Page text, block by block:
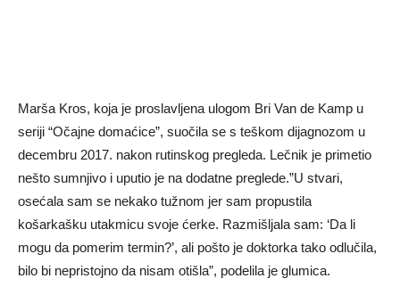
Marša Kros, koja je proslavljena ulogom Bri Van de Kamp u
seriji “Očajne domaćice”, suočila se s teškom dijagnozom u
decembru 2017. nakon rutinskog pregleda. Lečnik je primetio
nešto sumnjivo i uputio je na dodatne preglede.”U stvari,
osećala sam se nekako tužnom jer sam propustila
košarkašku utakmicu svoje ćerke. Razmišljala sam: ‘Da li
mogu da pomerim termin?’, ali pošto je doktorka tako odlučila,
bilo bi nepristojno da nisam otišla”, podelila je glumica.